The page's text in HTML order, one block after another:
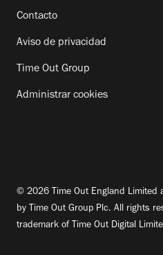
Contacto
Aviso de privacidad
Time Out Group
Administrar cookies
© 2026 Time Out England Limited
by Time Out Group Plc. All rights
trademark of Time Out Digital